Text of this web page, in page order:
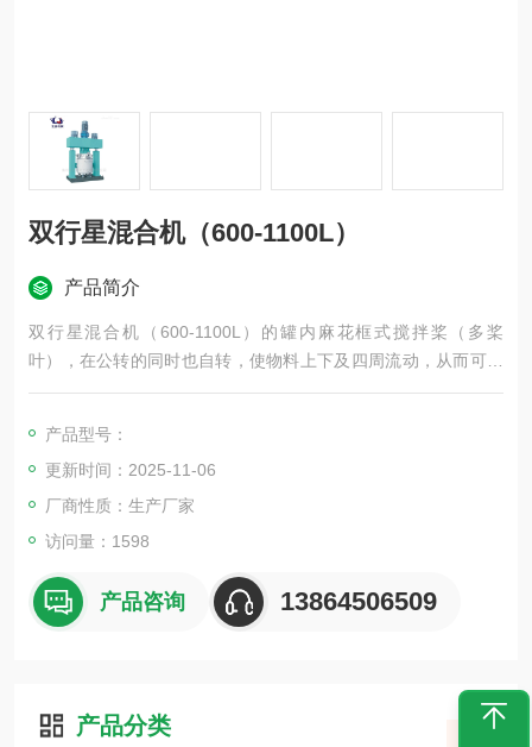
双行星混合机（600-1100L）
产品简介
双行星混合机（600-1100L）的罐内麻花框式搅拌桨（多桨
叶），在公转的同时也自转，使物料上下及四周流动，从而可在
很短时间内达到混合（混炼）xiao果。
产品型号：
更新时间：2025-11-06
厂商性质：生产厂家
访问量：1598
产品咨询 13864506509
产品分类